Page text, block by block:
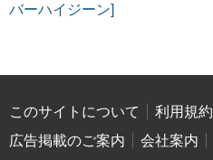
バーハイジーン]
このサイトについて 利用規約
広告掲載のご案内
会社案内